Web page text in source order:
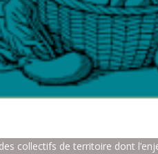
collectifs de territoire dont